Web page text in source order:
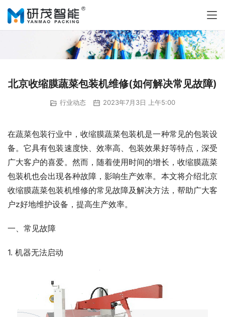
北京收缩膜蔬菜包装机维修(如何解决常见故障)
行业动态 2023年7月3日 上午5:00
在蔬菜包装行业中，收缩膜蔬菜包装机是一种常见的包装设
备。它具有包装速度快、效率高、包装效果好等特点，深受
广大客户的喜爱。然而，随着使用时间的增长，收缩膜蔬菜
包装机也会出现各种故障，影响生产效率。本文将介绍北京
收缩膜蔬菜包装机维修的常见故障及解决方法，帮助广大客
户z好地维护设备，提高生产效率。
一、常见故障
1. 机器无法启动